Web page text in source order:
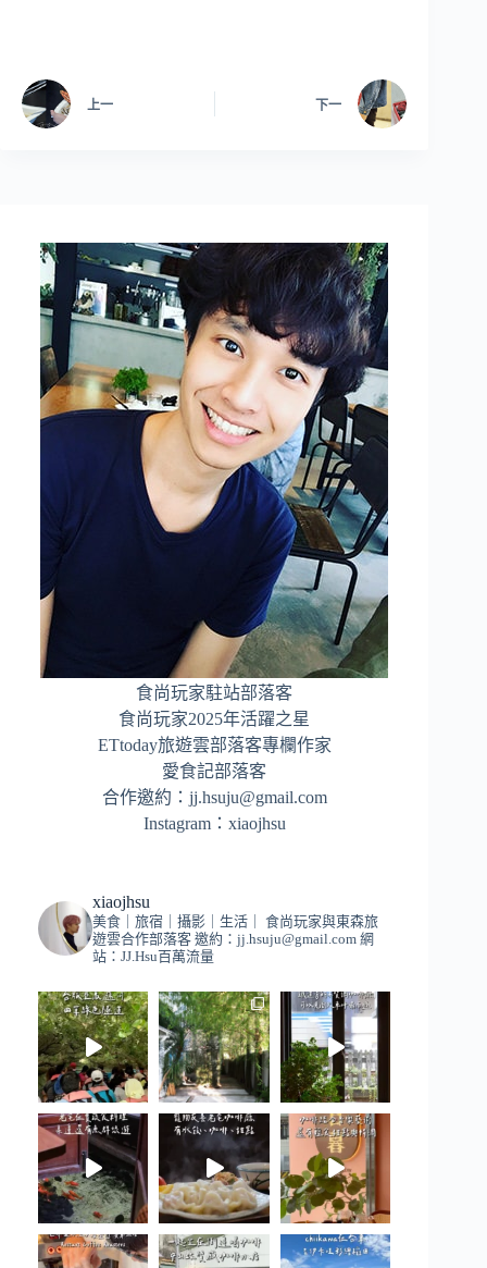
上一 下一
食尚玩家駐站部落客
食尚玩家2025年活躍之星
ETtoday旅遊雲部落客專欄作家
愛食記部落客
合作邀約： jj.hsuju@gmail.com
Instagram： xiaojhsu
xiaojhsu
美食｜旅宿｜攝影｜生活｜
食尚玩家與東森旅
遊雲合作部落客 邀約： jj.hsuju@gmail.com 網
站：JJ.Hsu百萬流量